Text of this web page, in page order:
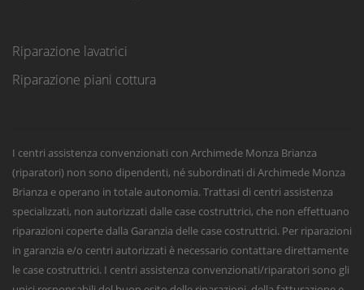
Riparazione lavatrici
Riparazione piani cottura
I centri assistenza convenzionati con Archimede Monza Brianza
(riparatori) non sono dipendenti, né subordinati di Archimede Monza
Brianza e operano in totale autonomia. Trattasi di centri assistenza
specializzati, non autorizzati dalle case costruttrici, che non effettuano
riparazioni coperte dalla Garanzia delle case costruttrici. Per riparazioni
in garanzia e/o centri autorizzati è necessario contattare direttamente
le case costruttrici. I centri assistenza convenzionati/riparatori sono gli